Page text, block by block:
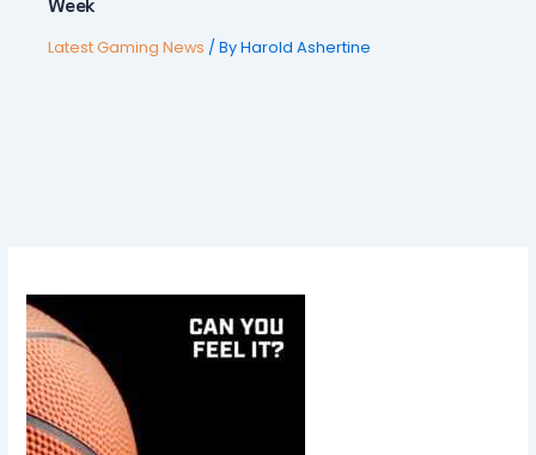
Week
Latest Gaming News / ByHarold Ashertine